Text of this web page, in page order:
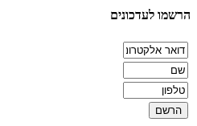
הרשמו לעדכונים